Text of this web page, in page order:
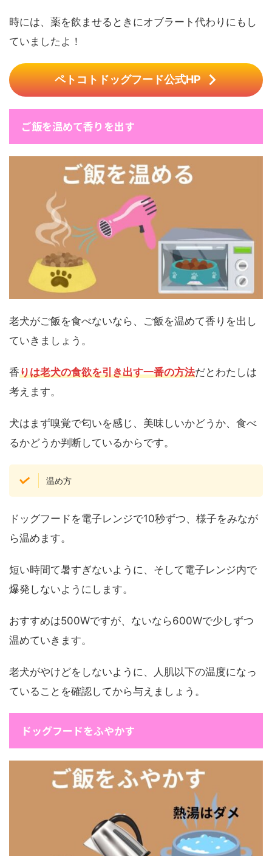
時には、薬を飲ませるときにオブラート代わりにもし
ていましたよ！
ペトコトドッグフード公式HP
ご飯を温めて香りを出す
老犬がご飯を食べないなら、ご飯を温めて香りを出し
ていきましょう。
香りは老犬の食欲を引き出す一番の方法だとわたしは
考えます。
犬はまず嗅覚で匂いを感じ、美味しいかどうか、食べ
るかどうか判断しているからです。
温め方
ドッグフードを電子レンジで10秒ずつ、様子をみなが
ら温めます。
短い時間て暑すぎないように、そして電子レンジ内で
爆発しないようにします。
おすすめは500Wですが、ないなら600Wで少しずつ
温めていきます。
老犬がやけどをしないように、人肌以下の温度になっ
ていることを確認してから与えましょう。
ドッグフードをふやかす